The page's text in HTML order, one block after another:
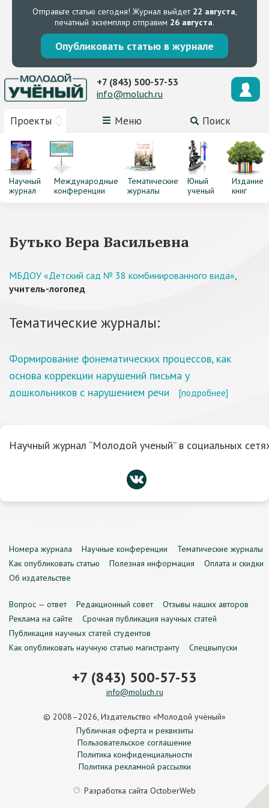
Отправьте статью сегодня! Журнал выйдет 22 августа,
печатный экземпляр отправим 26 августа.
Опубликовать статью в журнале
Проекты Меню Поиск
+7 (843) 500-57-53
info@moluch.ru
Научный
журнал
Международные
конференции
Тематические
журналы
Юный
ученый
Издание
книг
Бутько Вера Васильевна
МБДОУ «Детский сад № 38 комбинированного вида»,
учитель-логопед
Тематические журналы:
Формирование фонематических процессов, как
основа коррекции нарушений письма у
дошкольников с нарушением речи
[подробнее]
Научный журнал “Молодой ученый” в социальных
Номера журнала Научные конференции
Тематические журналы
Как опубликовать статью
Полезная информация
Оплата и скидки
Об издательстве
Вопрос — ответ Редакционный совет
Отзывы наших авторов
Реклама на сайте
Срочная публикация научных статей
Публикация научных статей студентов
Как опубликовать научную статью магистранту
Спецвыпуски
+7 (843) 500-57-53
info@moluch.ru
© 2008–2026, Издательство «Молодой учёный»
Публичная оферта и реквизиты
Пользовательское соглашение
Политика конфиденциальности
Политика рекламной рассылки
Разработка сайта OctoberWeb